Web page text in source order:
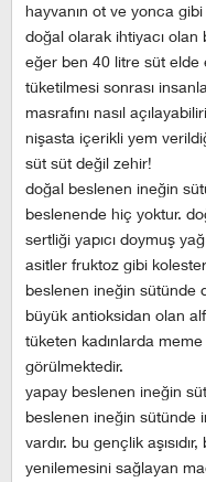
hayvanın ot ve yonca
doğal olarak ihtiyacı olan
eğer ben 40 litre süt elde
tüketilmesi sonrası
masrafını nasıl
nişasta içerikli yem
süt süt değil zehir!
doğal beslenen ineğin
beslenende hiç yoktur.
sertliği yapıcı doymuş
asitler fruktoz gibi
beslenen ineğin sütünde
büyük antioksidan olan
tüketen kadınlarda
görülmektedir.
yapay beslenen ineğin
beslenen ineğin sütünde
vardır. bu gençlik
yenilemesini sağlayan